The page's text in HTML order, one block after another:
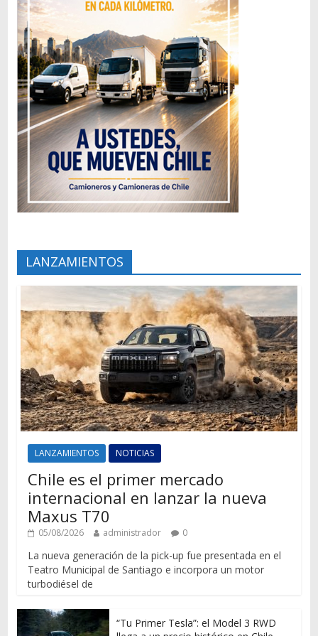
LANZAMIENTOS
LANZAMIENTOS NOTICIAS
Chile es el primer mercado
internacional en lanzar la nueva
Maxus T70
05/08/2026 administrador 0
La nueva generación de la pick-up fue presentada en el
Teatro Municipal de Santiago e incorpora un motor
turbodiésel de
“Tu Primer Tesla”: el Model 3 RWD